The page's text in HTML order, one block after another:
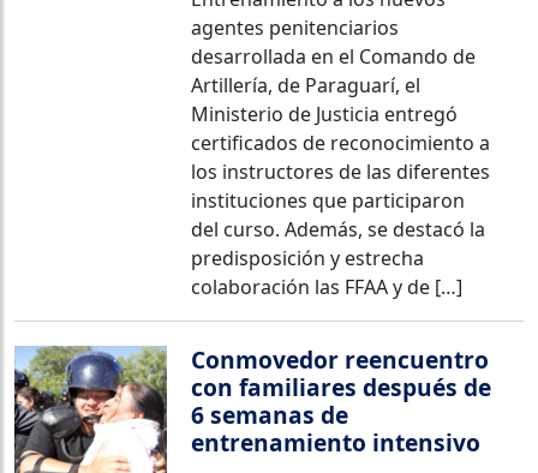
agentes penitenciarios
desarrollada en el Comando de
Artillería, de Paraguarí, el
Ministerio de Justicia entregó
certificados de reconocimiento a
los instructores de las diferentes
instituciones que participaron
del curso. Además, se destacó la
predisposición y estrecha
colaboración las FFAA y de […]
Conmovedor reencuentro
con familiares después de
6 semanas de
entrenamiento intensivo